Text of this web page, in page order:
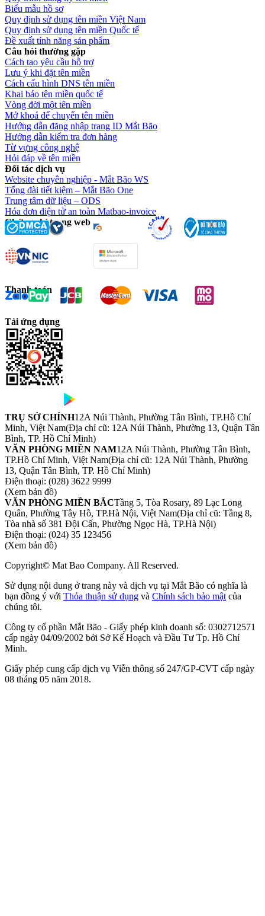
Biểu mẫu hồ sơ
Quy định sử dụng tên miền Việt Nam
Quy định sử dụng tên miền Quốc tế
Đề xuất tính năng sản phẩm
Câu hỏi thường gặp
Cách tạo yêu cầu hỗ trợ
Lưu ý khi đặt tên miền
Cách cấu hình DNS tên miền
Khai báo tên miền quốc tế
Vòng đời một tên miền
Mở khoá để chuyển tên miền
Hướng dẫn đăng nhập trang ID Mắt Bão
Hướng dẫn kiểm tra đơn hàng
Từ vựng công nghệ
Hỏi đáp về tên miền
Đối tác dịch vụ
Website chuyên nghiệp - Mắt Bão WS
Tổng đài tiết kiệm – Mắt Bão One
Trung tâm dữ liệu – ODS
Hóa đơn điện tử an toàn Matbao-invoice
Chứng chỉ trang web
Thanh toán
Tải ứng dụng
TRỤ SỞ CHÍNH12A Núi Thành, Phường Tân Bình, TP.Hồ Chí
Minh, Việt Nam(Địa chỉ cũ: 12A Núi Thành, Phường 13, Quận Tân
Bình, TP. Hồ Chí Minh)
VĂN PHÒNG MIỀN NAM12A Núi Thành, Phường Tân Bình,
TP.Hồ Chí Minh, Việt Nam(Địa chỉ cũ: 12A Núi Thành, Phường
13, Quận Tân Bình, TP. Hồ Chí Minh)
Điện thoại: (028) 3622 9999
(Xem bản đồ)
VĂN PHÒNG MIỀN BẮCTầng 5, Tòa Rosary, 89 Lạc Long
Quân, Phường Tây Hồ, TP.Hà Nội, Việt Nam(Địa chỉ cũ: Tầng 8,
Tòa nhà số 381 Đội Cấn, Phường Ngọc Hà, TP.Hà Nội)
Điện thoại: (024) 35 123456
(Xem bản đồ)
Copyright© Mat Bao Company. All Reserved.
Sử dụng nội dung ở trang này và dịch vụ tại Mắt Bão có nghĩa là
bạn đồng ý với Thỏa thuận sử dụng và Chính sách bảo mật của
chúng tôi.
Công ty cổ phần Mắt Bão - Giấy phép kinh doanh số: 0302712571
cấp ngày 04/09/2002 bởi Sở Kế Hoạch và Đầu Tư Tp. Hồ Chí
Minh.
Giấy phép cung cấp dịch vụ Viễn thông số 247/GP-CVT cấp ngày
08 tháng 05 năm 2018.